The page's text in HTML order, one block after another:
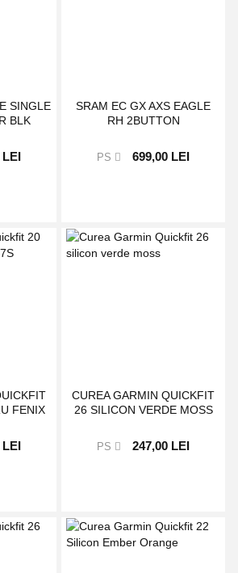
SINGLE
BLK
LEI
SRAM EC GX AXS EAGLE
RH 2BUTTON
PS 699,00 LEI
FENIX
LEI
CUREA GARMIN QUICKFIT
26 SILICON VERDE MOSS
PS 247,00 LEI